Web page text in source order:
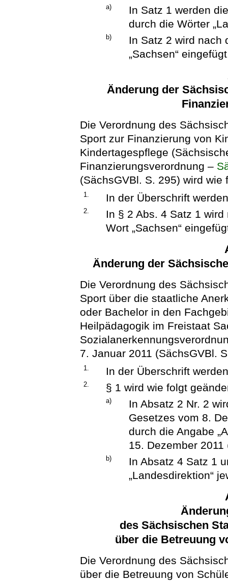
a)
In Satz 1 werden
durch die Wörter
b)
In Satz 2 wird nach
„Sachsen“
Änderung der
Die Verordnung des
Sport zur Finanzierung von
Kindertagespflege
Finanzierungsverordnung –
(SächsGVBl. S. 295) wird wie
1. In der Überschrift
2.
In § 2 Abs. 4 Satz 1
Wort „Sachsen“
Änderung der
Die Verordnung des
Sport über die staatliche
oder Bachelor in den
Heilpädagogik im Freistaat
7. Januar 2011 (SächsGVBl.
1. In der Überschrift
2. § 1 wird wie folgt
a)
In Absatz 2 Nr. 2
Gesetzes vom 8.
durch die Angabe
15. Dezember 2011
b)
In Absatz 4 Satz 1
„Landesdirektion“
des Sächsischen
über die Betreuung
Die Verordnung des
über die Betreuung von